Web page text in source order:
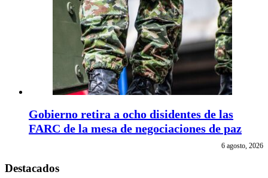
Gobierno retira a ocho disidentes de las
FARC de la mesa de negociaciones de paz
6 agosto, 2026
Destacados